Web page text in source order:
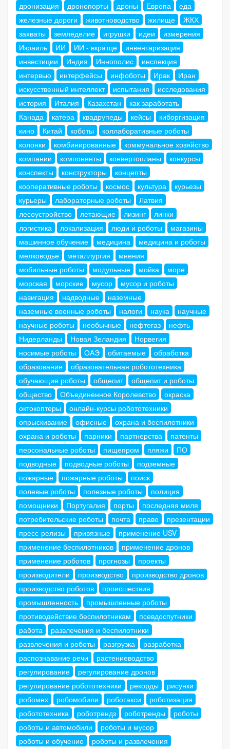
дронизация
дронопорты дроны Европа
еда
железные дороги
животноводство жилище
ЖКХ
захваты
земледелие игрушки идеи
измерения
Израиль
ИИ ИИ - вкратце
инвентаризация
инвестиции
Индия Иннополис
инспекция
интервью
интерфейсы инфоботы Ирак
Иран
искусственный интеллект
испытания
исследования
история
Италия Казахстан
как заработать
Канада
катера квадрупеды кейсы
киборгизация
кино
Китай коботы
коллаборативные роботы
колонки
комбинированные
коммунальное хозяйство
компании
компоненты конвертопланы
конкурсы
конспекты
конструкторы
концепты
кооперативные роботы
космос культура
курьезы
курьеры
лабораторные роботы
Латвия
лесоустройство
летающие лизинг
линки
логистика
локализация люди и роботы
магазины
машинное обучение
медицина
медицина и роботы
мелководье
металлургия
мнения
мобильные роботы
модульные мойка
море
морская
морские мусор
мусор и роботы
навигация
надводные
наземные
наземные военные роботы
налоги наука
научные
научные роботы
необычные нефтегаз
нефть
Нидерланды
Новая Зеландия
Норвегия
носимые роботы
ОАЭ обитаемые
обработка
образование
образовательная робототехника
обучающие роботы
общепит
общепит и роботы
общество
Объединенное Королевство
окраска
октокоптеры
онлайн-курсы робототехники
опрыскивание
офисные
охрана и беспилотники
охрана и роботы
парники партнерства
патенты
персональные роботы
пищепром пляжи
ПО
подводные
подводные роботы
подземные
пожарные
пожарные роботы
поиск
полевые роботы
полезные роботы
полиция
помощники
Португалия порты
последняя миля
потребительские роботы
почта право
презентации
пресс-релизы
привязные
применение USV
применение беспилотников
применение дронов
применение роботов
прогнозы
проекты
производители
производство
производство дронов
производство роботов
происшествия
промышленность
промышленные роботы
противодействие беспилотникам
псевдоспутники
работа
развлечения и беспилотники
развлечения и роботы
разгрузка
разработка
распознавание речи
растениеводство
регулирование
регулирование дронов
регулирование робототехники
рекорды
рисунки
робомех
робомобили роботакси
роботизация
робототехника
роботрендз роботренды
роботы
роботы и автомобили
роботы и мусор
роботы и обучение
роботы и развлечения